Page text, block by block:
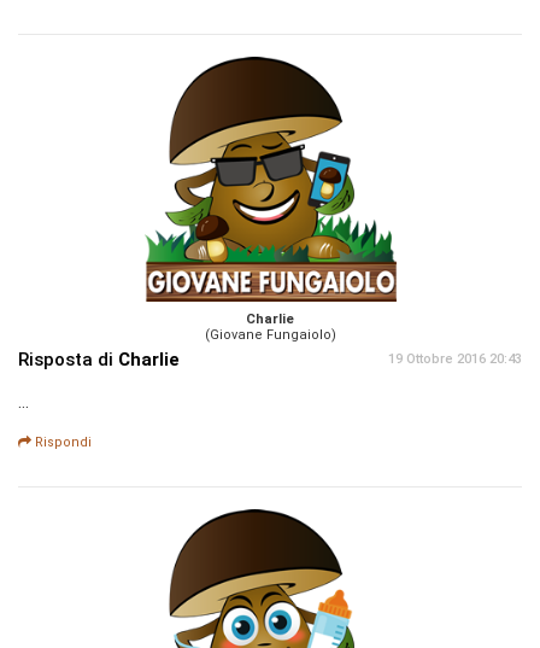
Charlie
(Giovane Fungaiolo)
Risposta di Charlie 19 Ottobre 2016 20:43
...
Rispondi